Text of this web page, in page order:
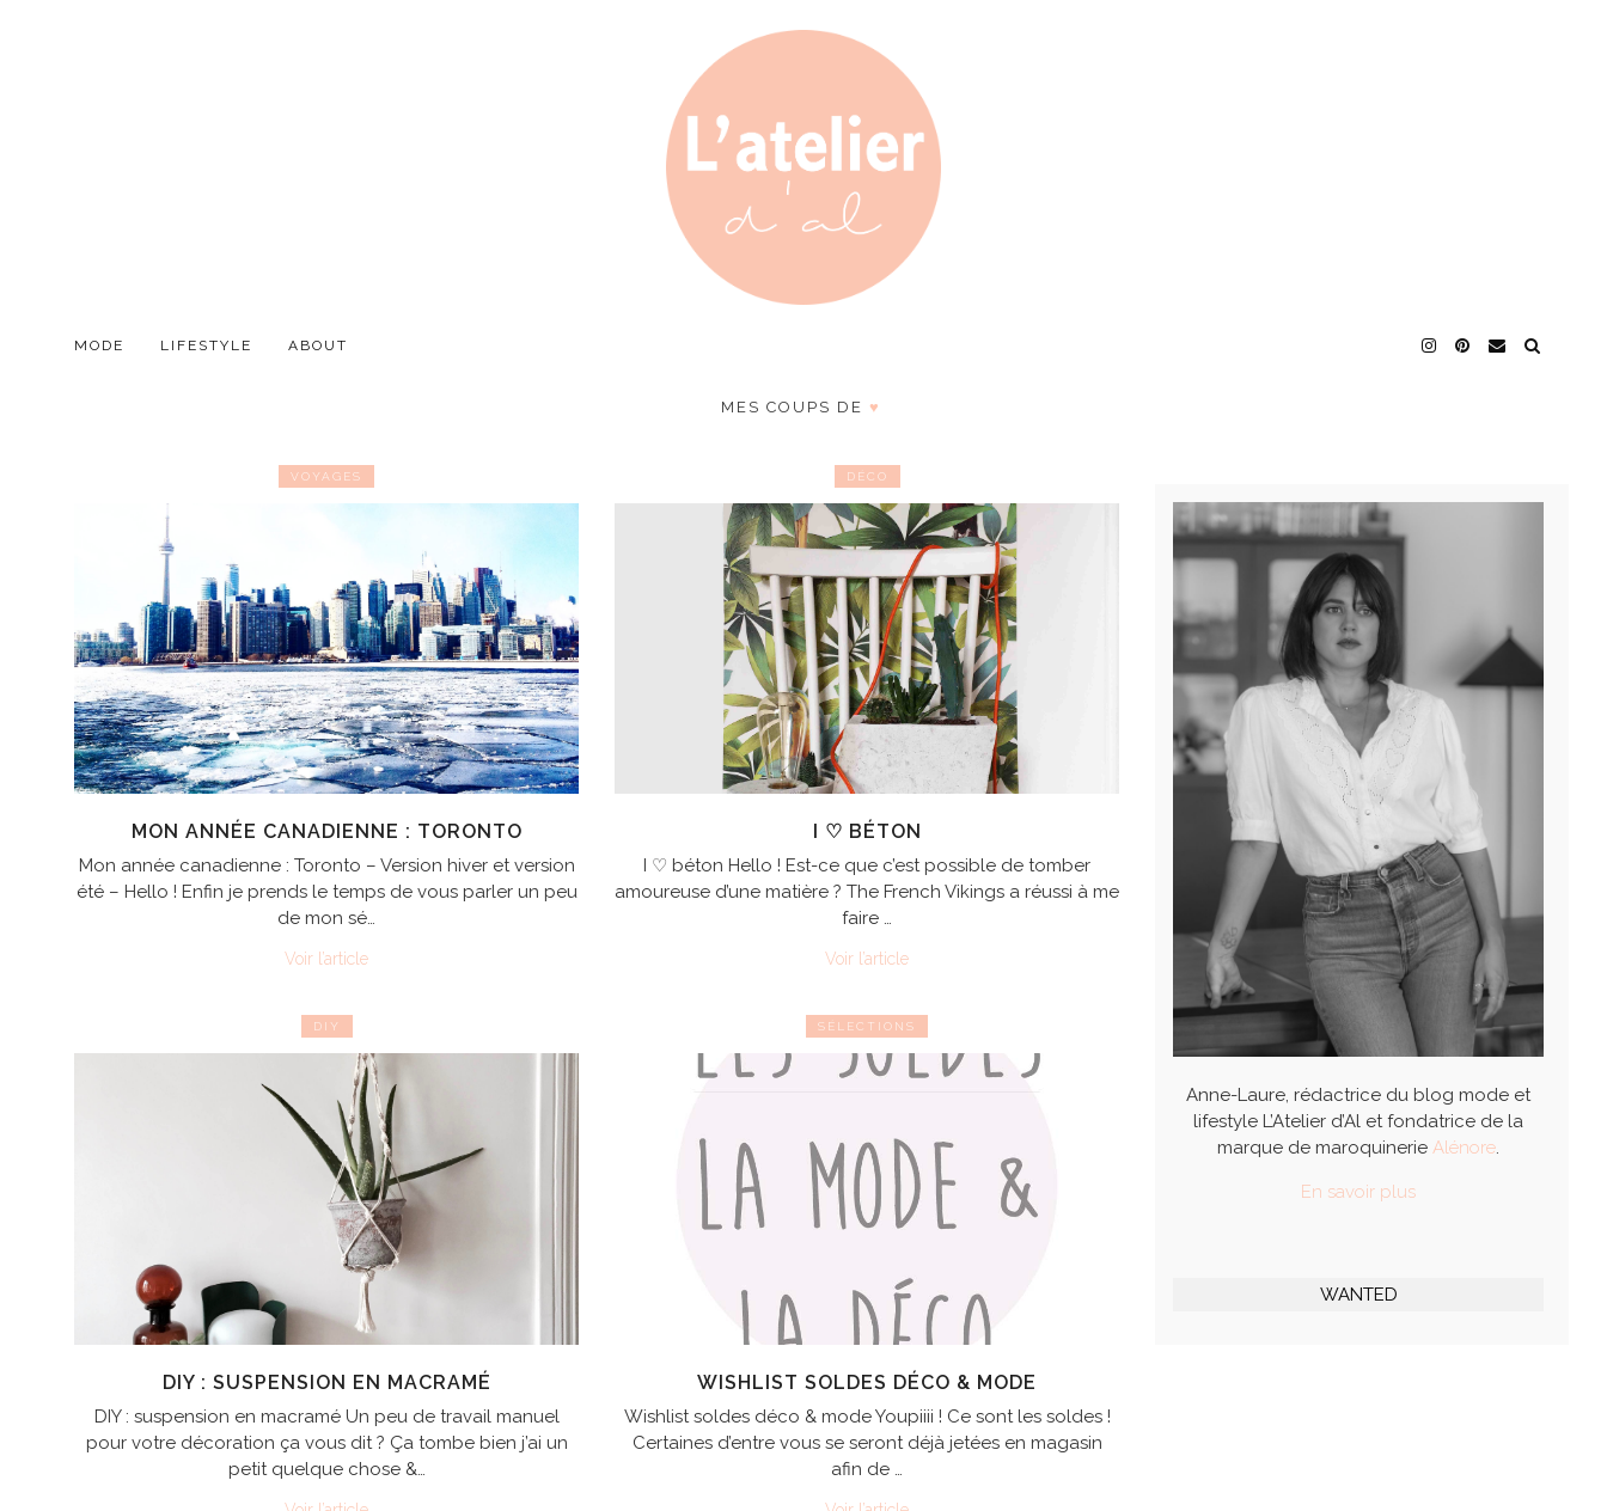
MODE LIFESTYLE ABOUT
MES COUPS DE ♥
VOYAGES
MON ANNÉE CANADIENNE : TORONTO
Mon année canadienne : Toronto – Version hiver et version
été – Hello ! Enfin je prends le temps de vous parler un peu
de mon sé…
Voir l’article
DÉCO
I ♡ BÉTON
I ♡ béton Hello ! Est-ce que c’est possible de tomber
amoureuse d’une matière ? The French Vikings a réussi à me
faire …
Voir l’article
DIY
DIY : SUSPENSION EN MACRAMÉ
DIY : suspension en macramé Un peu de travail manuel
pour votre décoration ça vous dit ? Ça tombe bien j’ai un
petit quelque chose &…
SÉLECTIONS
WISHLIST SOLDES DÉCO & MODE
Wishlist soldes déco & mode Youpiiii ! Ce sont les soldes !
Certaines d’entre vous se seront déjà jetées en magasin
afin de …
Anne-Laure, rédactrice du blog mode et
lifestyle L’Atelier d’Al et fondatrice de la
marque de maroquinerieAlénore.
En savoir plus
WANTED